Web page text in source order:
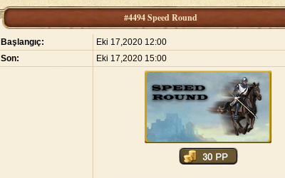
#4494 Speed Round
Başlangıç:
Eki 17,2020 12:00
Son:
Eki 17,2020 15:00